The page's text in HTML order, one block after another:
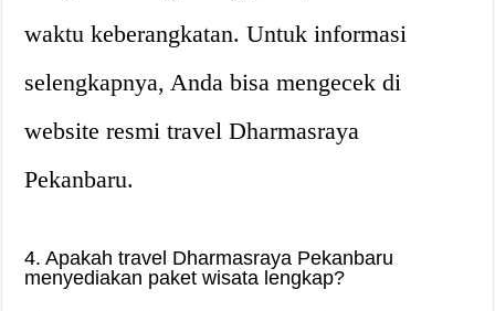
waktu keberangkatan. Untuk informasi
selengkapnya, Anda bisa mengecek di
website resmi travel Dharmasraya
Pekanbaru.
4. Apakah travel Dharmasraya Pekanbaru
menyediakan paket wisata lengkap?